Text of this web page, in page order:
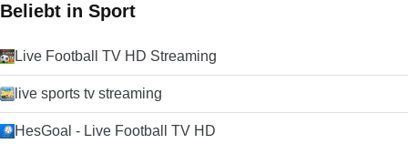
Beliebt in Sport
Live Football TV HD Streaming
live sports tv streaming
HesGoal - Live Football TV HD